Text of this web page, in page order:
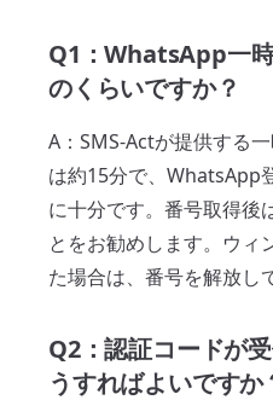
Q1：WhatsApp一
のくらいですか？
A：SMS-Actが提供する
は約15分で、WhatsApp
に十分です。番号取得後
とをお勧めします。ウィ
た場合は、番号を解放し
Q2：認証コードが
うすればよいですか